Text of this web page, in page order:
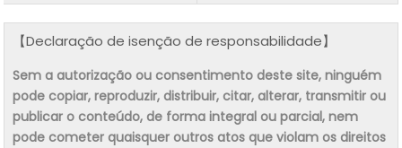
【Declaração de isenção de responsabilidade】
Sem a autorização ou consentimento deste site, ninguém
pode copiar, reproduzir, distribuir, citar, alterar, transmitir ou
publicar o conteúdo, de forma integral ou parcial, nem
pode cometer quaisquer outros atos que violam os direitos